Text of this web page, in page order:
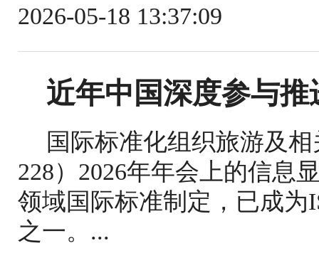
2026-05-18 13:37:09
近年中国深度参与
国际标准化组织旅游及
228）2026年年会上的信息
领域国际标准制定，已成为
之一。...